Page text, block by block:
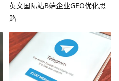
英文国际站B端企业GEO优化思
路